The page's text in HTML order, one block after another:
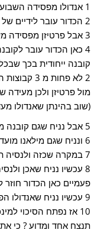
1 אנדולו מפסידה השבוע בטורקיה
2 הכדור עובר לידיים של פרטיזן ו 2 ניצחונות יספיקו לה
3 אבל פרטיזן מפסידה משחק
4 כאן הכדור עובר לקובנה שהופכת להיות תלויה בעצמה
מול פרטיזן ולכן
(שוב בהינתן שאנדולו
5 אבל נניח שגם קובנה מועדת הכדור עובר למילאנו
6 ונניח שגם מילאנו מועדת משחק
7 במקרה שכזה ולנסיה תעלה באם תנצח פעמיים
8 עכשיו נניח שאכן
פעמיים כאן הכדור
9 עכשיו נניח שאנדולו הפסידה פעם נוספת
10 אז נפתח הסיכוי
תנצח אחד ומדוע ? כי את